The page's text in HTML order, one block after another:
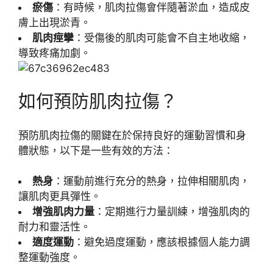
瘀傷 ：有時候，肌肉拉傷會伴隨著淤血，造成皮
膚上出現淤青。
肌肉痙攣 ：受傷後的肌肉可能會不自主地收縮，
導致疼痛加劇。
如何預防肌肉拉傷？
預防肌肉拉傷的關鍵在於保持良好的運動習慣和身
體狀態，以下是一些有效的方法：
熱身 ：運動前進行充分的熱身，拉伸相關肌肉，
讓肌肉更具彈性。
增強肌肉力量 ：定期進行力量訓練，增強肌肉的
耐力和靈活性。
適度運動 ：避免過度運動，應該根據個人能力調
整運動強度。